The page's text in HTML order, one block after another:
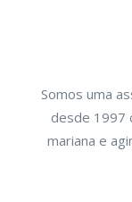
Somos uma
desde 1997
mariana e